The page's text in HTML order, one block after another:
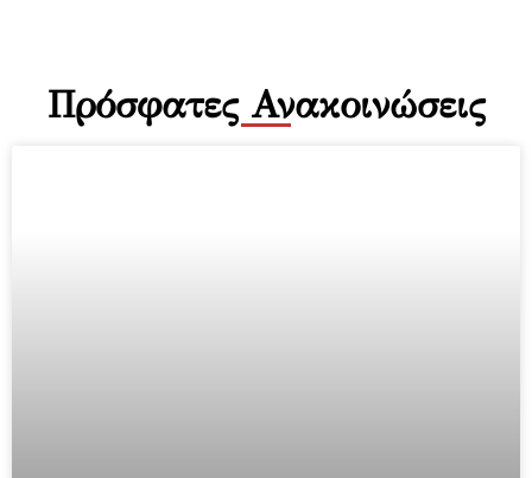
Πρόσφατες Ανακοινώσεις